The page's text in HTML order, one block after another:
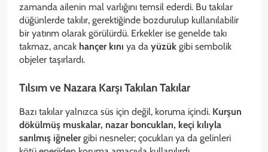
zamanda ailenin mal varlığını temsil ederdi. Bu takılar
düğünlerde takılır, gerektiğinde bozdurulup kullanılabilir
bir yatırım olarak görülürdü. Erkekler ise genelde takı
takmaz, ancak hançer kını ya da yüzük gibi sembolik
objeler taşırlardı.
Tılsım ve Nazara Karşı Takılan Takılar
Bazı takılar yalnızca süs için değil, koruma içindi. Kurşun
dökülmüş muskalar, nazar boncukları, keçi kılıyla
sarılmış iğnelergibi nesneler; çocukları ya da gelinleri